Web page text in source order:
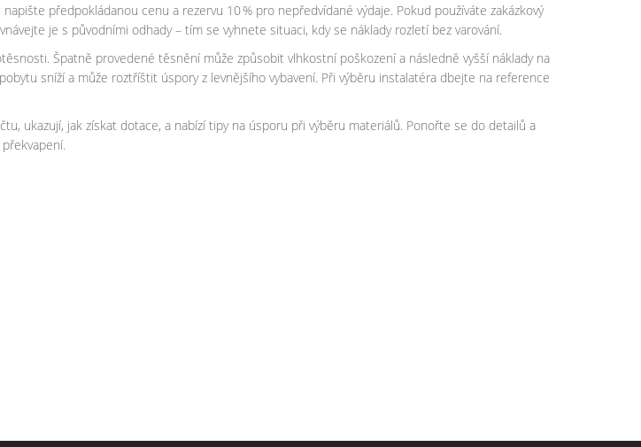
předpokládanou cenu a rezervu 10 % pro nepředvídané výdaje. Pokud používáte zakázkový
je s původními odhady – tím se vyhnete situaci, kdy se náklady rozletí bez varování.
Špatně provedené těsnění může způsobit vlhkostní poškození a následně vyšší náklady na
sníží a může roztříštit úspory z levnějšího vybavení. Při výběru instalatéra dbejte na reference
ukazují, jak získat dotace, a nabízí tipy na úsporu při výběru materiálů. Ponořte se do detailů a